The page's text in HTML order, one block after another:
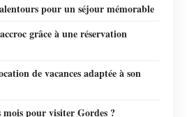
pour un séjour mémorable
grâce à une réservation
de vacances adaptée à son
mois pour visiter Gordes ?